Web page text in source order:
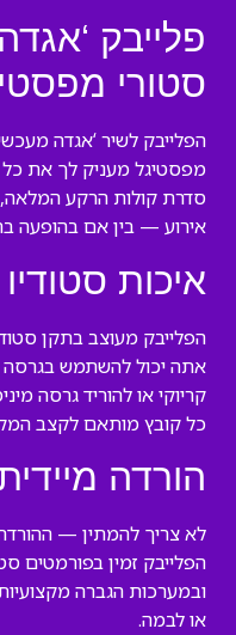
פלייבק
סטורי
הפלייבק לשיר ‘אגדה
מפסטיגל מעניק לך את כל
סדרת קולות הרקע המלאה,
אירוע — בין אם בהופעה
איכות
הפלייבק מעוצב בתקן
אתה יכול להשתמש בגרסה
קריוקי או להוריד גרסה
כל קובץ מותאם לקצב
הורדה
לא צריך להמתין —
הפלייבק זמין בפורמטים
ובמערכות הגברה
או לבמה.